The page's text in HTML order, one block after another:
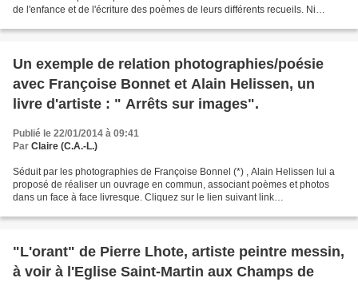
de l'enfance et de l'écriture des poèmes de leurs différents recueils. Ni
Un exemple de relation photographies/poésie
avec Françoise Bonnet et Alain Helissen, un
livre d'artiste : " Arrêts sur images".
Publié le 22/01/2014 à 09:41
Par Claire (C.A.-L.)
Séduit par les photographies de Françoise Bonnel (*) , Alain Helissen lui a
proposé de réaliser un ouvrage en commun, associant poèmes et photos
dans un face à face livresque. Cliquez sur le lien suivant link
"L'orant" de Pierre Lhote, artiste peintre messin,
à voir à l'Eglise Saint-Martin aux Champs de